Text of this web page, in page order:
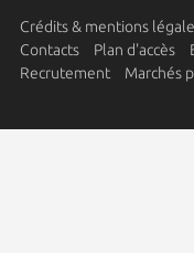
Crédits & mentions
Contacts
Plan d'accès
Recrutement
Marchés